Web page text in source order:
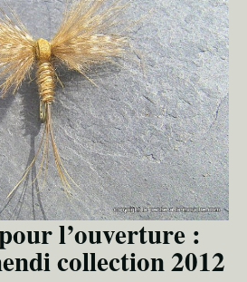
l’ouverture :
collection 2012